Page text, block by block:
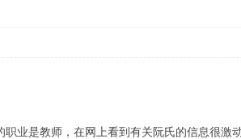
业是教师，在网上看到有关阮氏的信息很激